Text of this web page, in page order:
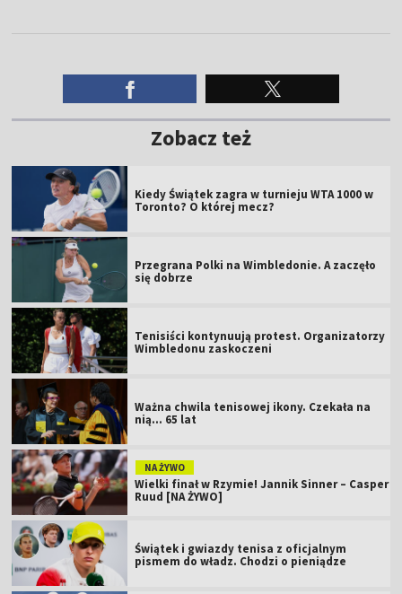
Zobacz też
Kiedy Świątek zagra w turnieju WTA 1000 w
Toronto? O której mecz?
Przegrana Polki na Wimbledonie. A zaczęło
się dobrze
Tenisiści kontynuują protest. Organizatorzy
Wimbledonu zaskoczeni
Ważna chwila tenisowej ikony. Czekała na
nią... 65 lat
NA ŻYWO
Wielki finał w Rzymie! Jannik Sinner – Casper
Ruud [NA ŻYWO]
Świątek i gwiazdy tenisa z oficjalnym
pismem do władz. Chodzi o pieniądze